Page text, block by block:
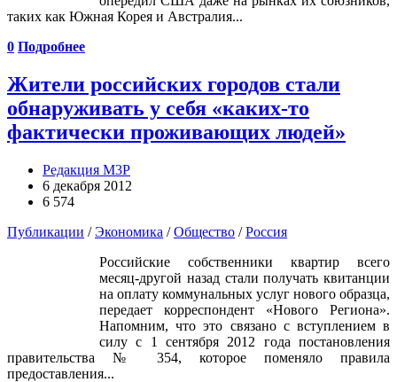
таких как Южная Корея и Австралия...
0 Подробнее
Жители российских городов стали
обнаруживать у себя «каких-то
фактически проживающих людей»
Редакция М3Р
6 декабря 2012
6 574
Публикации /Экономика /Общество /Россия
Российские собственники квартир всего
месяц-другой назад стали получать квитанции
на оплату коммунальных услуг нового образца,
передает корреспондент «Нового Региона».
Напомним, что это связано с вступлением в
силу с 1 сентября 2012 года постановления
правительства № 354, которое поменяло правила
предоставления...